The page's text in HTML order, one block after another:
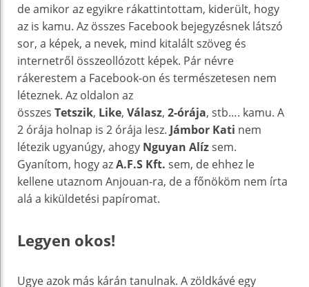
de amikor az egyikre rákattintottam, kiderült, hogy
az is kamu. Az összes Facebook bejegyzésnek látszó
sor, a képek, a nevek, mind kitalált szöveg és
internetről összeollózott képek. Pár névre
rákerestem a Facebook-on és természetesen nem
léteznek. Az oldalon az
összes Tetszik, Like, Válasz, 2-órája, stb…. kamu. A
2 órája holnap is 2 órája lesz. Jámbor Kati nem
létezik ugyanúgy, ahogy Nguyan Alízsem.
Gyanítom, hogy azA.F.S Kft. sem, de ehhez le
kellene utaznom Anjouan-ra, de a főnököm nem írta
alá a kiküldetési papíromat.
Legyen okos!
Ugye azok más kárán tanulnak. A zöldkávé egy